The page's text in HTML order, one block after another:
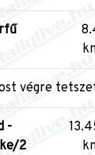
végre
-
2